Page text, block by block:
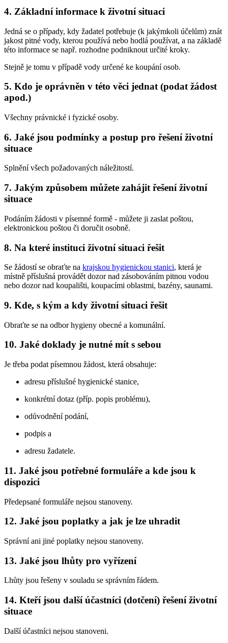
4. Základní informace k životní situaci
Jedná se o případy, kdy žadatel potřebuje (k jakýmkoli účelům) znát
jakost pitné vody, kterou používá nebo hodlá používat, a na základě
této informace se např. rozhodne podniknout určité kroky.
Stejně je tomu v případě vody určené ke koupání osob.
5. Kdo je oprávněn v této věci jednat (podat žádost
apod.)
Všechny právnické i fyzické osoby.
6. Jaké jsou podmínky a postup pro řešení životní
situace
Splnění všech požadovaných náležitostí.
7. Jakým způsobem můžete zahájit řešení životní
situace
Podáním žádosti v písemné formě - můžete ji zaslat poštou,
elektronickou poštou či doručit osobně.
8. Na které instituci životní situaci řešit
Se žádostí se obraťte na krajskou hygienickou stanici, která je
místně příslušná provádět dozor nad zásobováním pitnou vodou
nebo dozor nad koupališti, koupacími oblastmi, bazény, saunami.
9. Kde, s kým a kdy životní situaci řešit
Obraťte se na odbor hygieny obecné a komunální.
10. Jaké doklady je nutné mít s sebou
Je třeba podat písemnou žádost, která obsahuje:
adresu příslušné hygienické stanice,
konkrétní dotaz (příp. popis problému),
odůvodnění podání,
podpis a
adresu žadatele.
11. Jaké jsou potřebné formuláře a kde jsou k
dispozici
Předepsané formuláře nejsou stanoveny.
12. Jaké jsou poplatky a jak je lze uhradit
Správní ani jiné poplatky nejsou stanoveny.
13. Jaké jsou lhůty pro vyřízení
Lhůty jsou řešeny v souladu se správním řádem.
14. Kteří jsou další účastníci (dotčení) řešení životní
situace
Další účastníci nejsou stanoveni.